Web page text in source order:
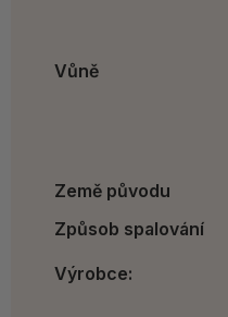
Vůně
Země původu
Způsob spalování
Výrobce: